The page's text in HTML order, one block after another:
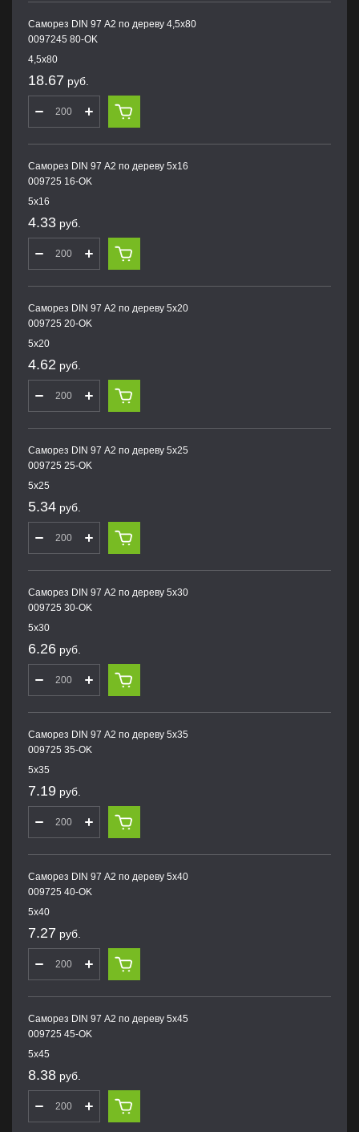
Саморез DIN 97 А2 по дереву 4,5х80
0097245 80-OK
4,5х80
18.67 руб.
Саморез DIN 97 А2 по дереву 5х16
009725 16-OK
5х16
4.33 руб.
Саморез DIN 97 А2 по дереву 5х20
009725 20-OK
5х20
4.62 руб.
Саморез DIN 97 А2 по дереву 5х25
009725 25-OK
5х25
5.34 руб.
Саморез DIN 97 А2 по дереву 5х30
009725 30-OK
5х30
6.26 руб.
Саморез DIN 97 А2 по дереву 5х35
009725 35-OK
5х35
7.19 руб.
Саморез DIN 97 А2 по дереву 5х40
009725 40-OK
5х40
7.27 руб.
Саморез DIN 97 А2 по дереву 5х45
009725 45-OK
5х45
8.38 руб.